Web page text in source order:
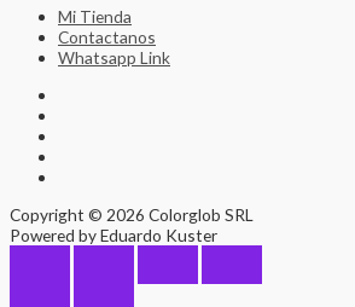
Mi Tienda
Contactanos
Whatsapp Link
Copyright © 2026 Colorglob SRL
Powered by Eduardo Kuster